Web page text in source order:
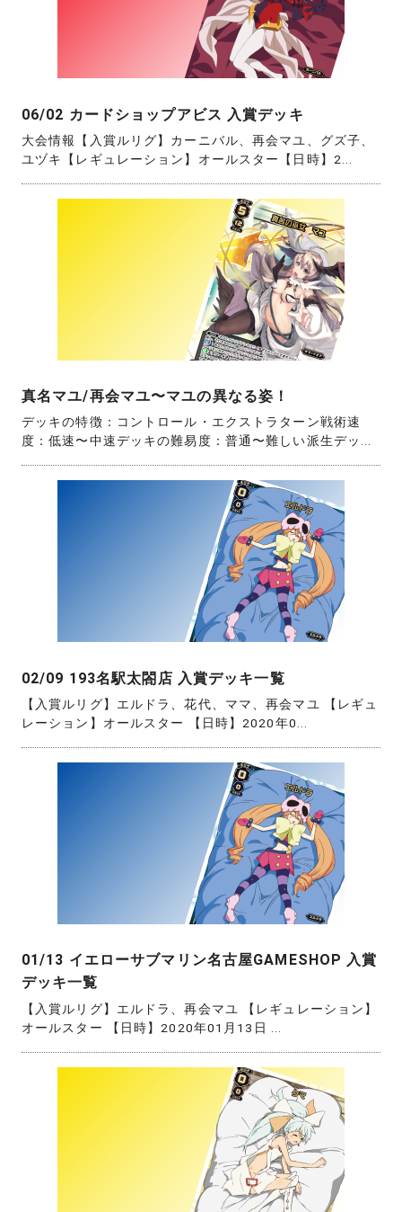
06/02 カードショップアビス 入賞デッキ
大会情報【入賞ルリグ】カーニバル、再会マユ、グズ子、
ユヅキ【レギュレーション】オールスター【日時】2...
真名マユ/再会マユ〜マユの異なる姿！
デッキの特徴：コントロール・エクストラターン戦術速
度：低速〜中速デッキの難易度：普通〜難しい派生デッ...
02/09 193名駅太閤店 入賞デッキ一覧
【入賞ルリグ】エルドラ、花代、ママ、再会マユ 【レギュ
レーション】オールスター 【日時】2020年0...
01/13 イエローサブマリン名古屋GAMESHOP 入賞
デッキ一覧
【入賞ルリグ】エルドラ、再会マユ 【レギュレーション】
オールスター 【日時】2020年01月13日 ...